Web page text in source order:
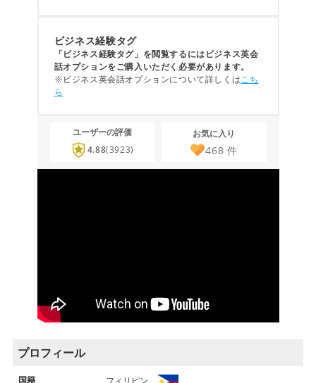
ビジネス経験タグ
「ビジネス経験タグ」を閲覧するにはビジネス英会
話オプションをご購入いただく必要があります。
※ビジネス英会話オプションについて詳しくはこち
ら
ユーザーの評価
4.88(3923)
お気に入り
468 件
プロフィール
国籍